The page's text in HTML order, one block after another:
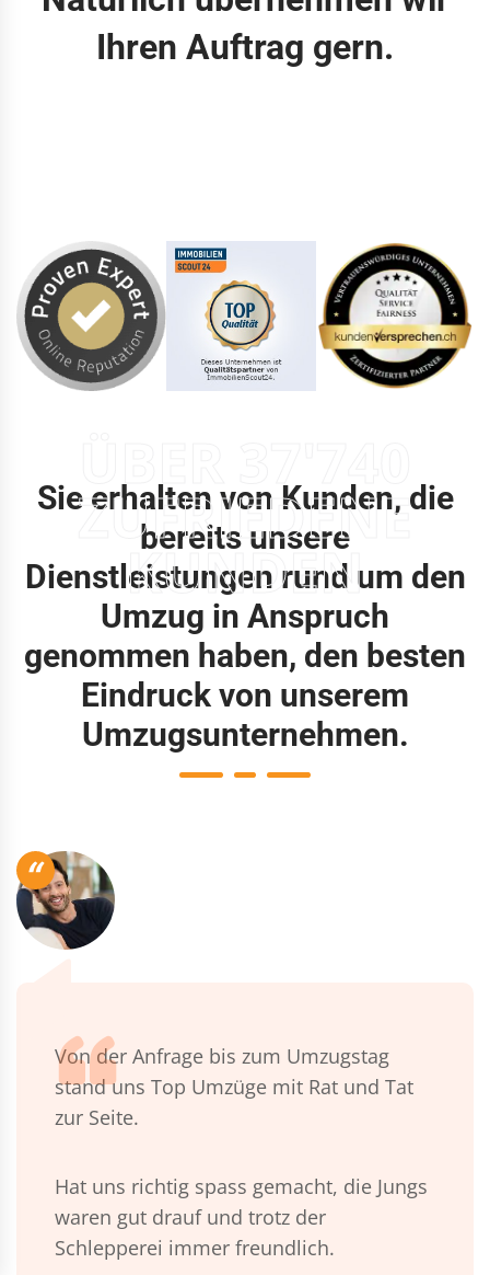
Ihren Auftrag gern.
ZUFRIEDENE
KUNDEN
Sie erhalten von Kunden, die
bereits unsere
Dienstleistungen rund um den
Umzug in Anspruch
genommen haben, den besten
Eindruck von unserem
Umzugsunternehmen.
“
Von der Anfrage bis zum Umzugstag
stand uns Top Umzüge mit Rat und Tat
zur Seite.
Hat uns richtig spass gemacht, die Jungs
waren gut drauf und trotz der
Schlepperei immer freundlich.